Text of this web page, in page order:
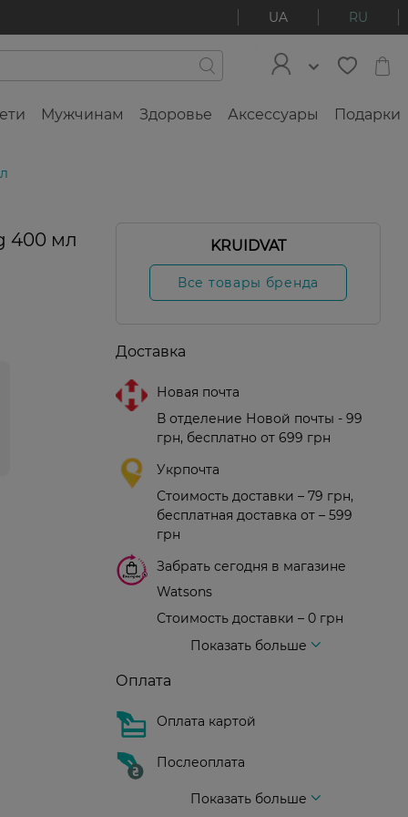
UA RU
Мужчинам Здоровье Аксессуары Подарки
400 мл KRUIDVAT
Все товары бренда
Доставка
Новая почта
В отделение Новой почты - 99
грн, бесплатно от 699 грн
Укрпочта
Стоимость доставки – 79 грн,
бесплатная доставка от – 599
грн
Забрать сегодня в магазине
Watsons
Стоимость доставки – 0 грн
Показать больше
Оплата
Оплата картой
Послеоплата
Показать больше